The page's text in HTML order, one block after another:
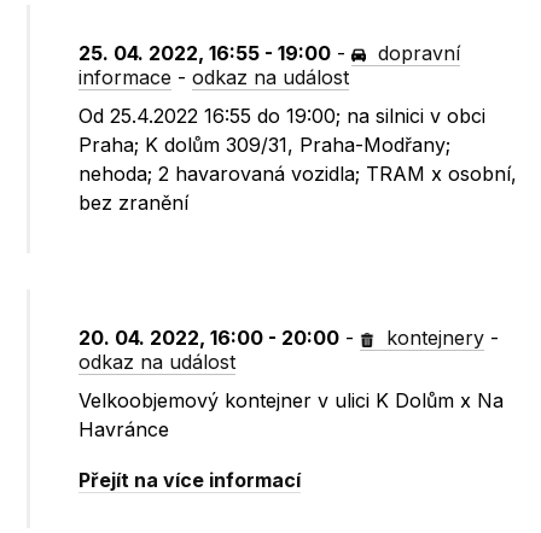
25. 04. 2022, 16:55 - 19:00 -
dopravní
informace -odkaz na událost
Od 25.4.2022 16:55 do 19:00; na silnici v obci
Praha; K dolům 309/31, Praha-Modřany;
nehoda; 2 havarovaná vozidla; TRAM x osobní,
bez zranění
20. 04. 2022, 16:00 - 20:00 - kontejnery -
odkaz na událost
Velkoobjemový kontejner v ulici K Dolům x Na
Havránce
Přejít na více informací